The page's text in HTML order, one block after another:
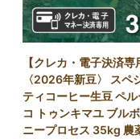
【クレカ・電子決済専
〈2026年新豆〉 スペ
ティコーヒー生豆 ペル
コ トゥンキマユ ブル
ニープロセス 35kg 農